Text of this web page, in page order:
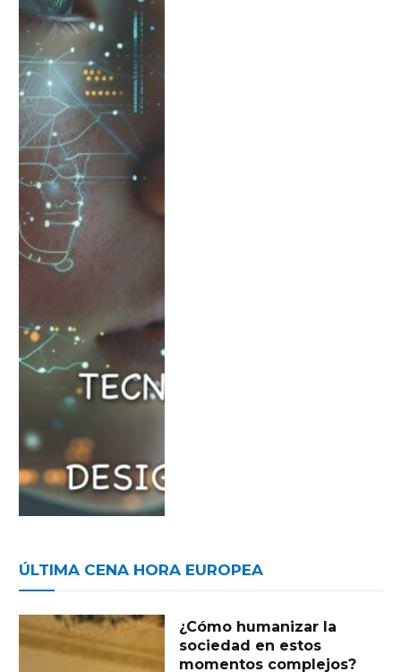
ÚLTIMA CENA HORA EUROPEA
¿Cómo humanizar la
sociedad en estos
momentos complejos?